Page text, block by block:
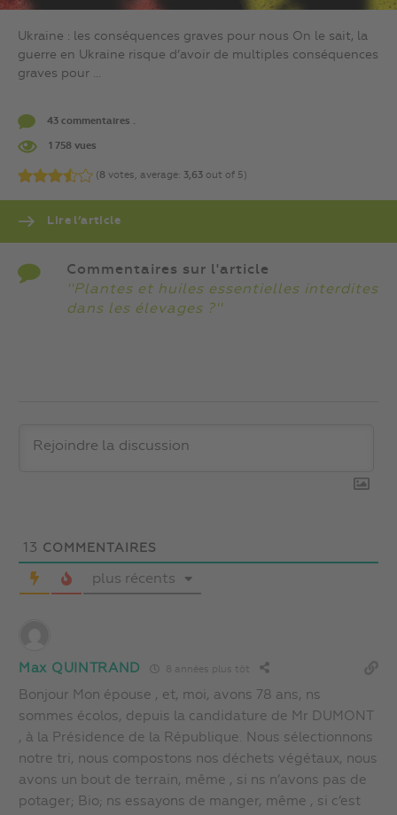
Ukraine : les conséquences graves pour nous On le sait, la
guerre en Ukraine risque d’avoir de multiples conséquences
graves pour ...
43 commentaires .
1 758 vues
(8 votes, average: 3,63 out of 5)
Lire l’article
Commentaires sur l'article
''Plantes et huiles essentielles interdites
dans les élevages ?''
13 COMMENTAIRES
plus récents
Max QUINTRAND 8 années plus tôt
Bonjour Mon épouse , et, moi, avons 78 ans, ns
sommes écolos, depuis la candidature de Mr DUMONT
, à la Présidence de la République. Nous sélectionnons
notre tri, nous compostons nos déchets végétaux, nous
avons un bout de terrain, même , si ns n’avons pas de
potager; Bio; ns essayons de manger, même , si c’est